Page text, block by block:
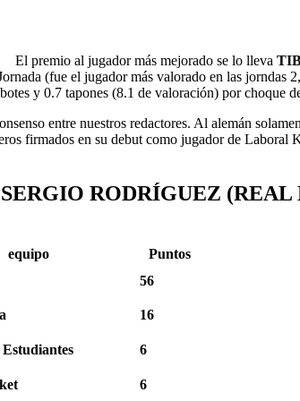
El premio al jugador más mejorado se lo lleva
(fue el jugador más valorado en las
y 0.7 tapones (8.1 de valoración) por choque
entre nuestros redactores. Al alemán
firmados en su debut como jugador de
RODRÍGUEZ (REAL
equipo
Puntos
56
16
6
6